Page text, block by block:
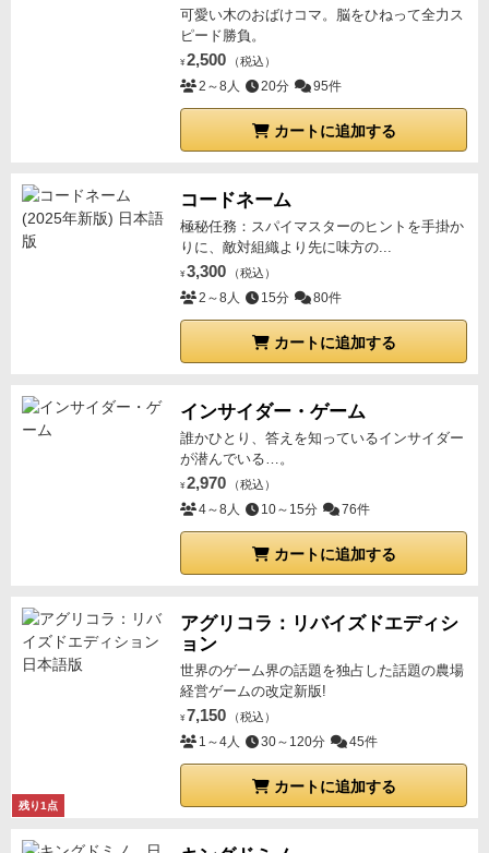
可愛い木のおばけコマ。脳をひねって全力ス
ピード勝負。
¥ 2,500 （税込）
2～8人 20分 95件
カートに追加する
コードネーム
極秘任務：スパイマスターのヒントを手掛か
りに、敵対組織より先に味方の...
¥ 3,300 （税込）
2～8人 15分 80件
カートに追加する
インサイダー・ゲーム
誰かひとり、答えを知っているインサイダー
が潜んでいる…。
¥ 2,970 （税込）
4～8人 10～15分 76件
カートに追加する
残り1点
アグリコラ：リバイズドエディシ
ョン
世界のゲーム界の話題を独占した話題の農場
経営ゲームの改定新版!
¥ 7,150 （税込）
1～4人 30～120分 45件
カートに追加する